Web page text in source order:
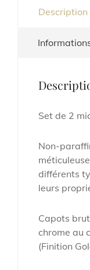
Description
Set de 2
Non-
différents
leurs
Capots
chrome au
(Finition